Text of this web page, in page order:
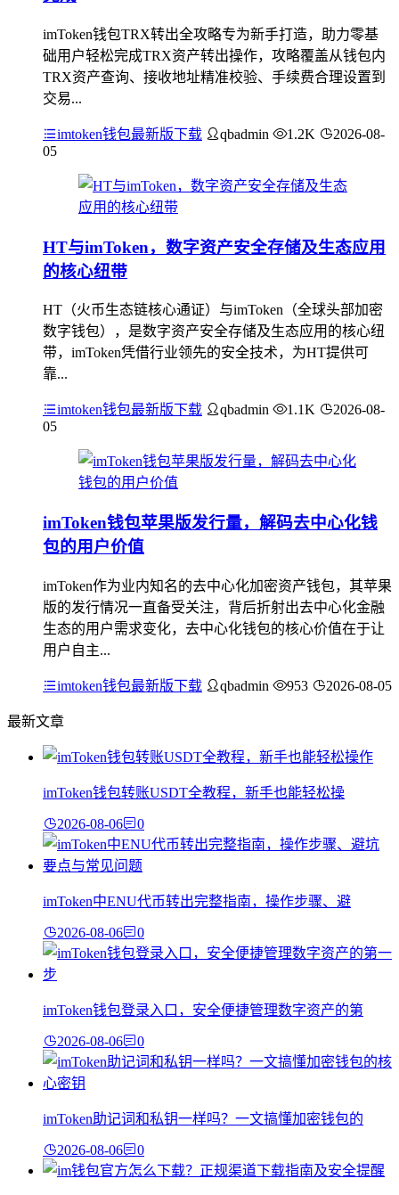
imToken钱包TRX转出全攻略专为新手打造，助力零基
础用户轻松完成TRX资产转出操作，攻略覆盖从钱包内
TRX资产查询、接收地址精准校验、手续费合理设置到
交易...
imtoken钱包最新版下载 qbadmin 1.2K
2026-08-
05
HT与imToken，数字资产安全存储及生态应用
的核心纽带
HT（火币生态链核心通证）与imToken（全球头部加密
数字钱包），是数字资产安全存储及生态应用的核心纽
带，imToken凭借行业领先的安全技术，为HT提供可
靠...
imtoken钱包最新版下载 qbadmin 1.1K
2026-08-
05
imToken钱包苹果版发行量，解码去中心化钱
包的用户价值
imToken作为业内知名的去中心化加密资产钱包，其苹果
版的发行情况一直备受关注，背后折射出去中心化金融
生态的用户需求变化，去中心化钱包的核心价值在于让
用户自主...
imtoken钱包最新版下载 qbadmin 953 2026-08-05
最新文章
imToken钱包转账USDT全教程，新手也能轻松操
2026-08-06 0
imToken中ENU代币转出完整指南，操作步骤、避
2026-08-06 0
imToken钱包登录入口，安全便捷管理数字资产的第
2026-08-06 0
imToken助记词和私钥一样吗？一文搞懂加密钱包的
2026-08-06 0